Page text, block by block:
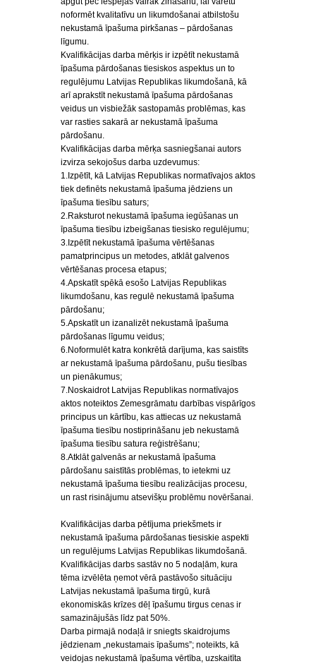
noformēt kvalitatīvu un likumdošanai atbilstošu
nekustamā īpašuma pirkšanas – pārdošanas
līgumu.
Kvalifikācijas darba mērķis ir izpētīt nekustamā
īpašuma pārdošanas tiesiskos aspektus un to
regulējumu Latvijas Republikas likumdošanā, kā
arī aprakstīt nekustamā īpašuma pārdošanas
veidus un visbiežāk sastopamās problēmas, kas
var rasties sakarā ar nekustamā īpašuma
pārdošanu.
Kvalifikācijas darba mērķa sasniegšanai autors
izvirza sekojošus darba uzdevumus:
1.Izpētīt, kā Latvijas Republikas normatīvajos aktos
tiek definēts nekustamā īpašuma jēdziens un
īpašuma tiesību saturs;
2.Raksturot nekustamā īpašuma iegūšanas un
īpašuma tiesību izbeigšanas tiesisko regulējumu;
3.Izpētīt nekustamā īpašuma vērtēšanas
pamatprincipus un metodes, atklāt galvenos
vērtēšanas procesa etapus;
4.Apskatīt spēkā esošo Latvijas Republikas
likumdošanu, kas regulē nekustamā īpašuma
pārdošanu;
5.Apskatīt un izanalizēt nekustamā īpašuma
pārdošanas līgumu veidus;
6.Noformulēt katra konkrētā darījuma, kas saistīts
ar nekustamā īpašuma pārdošanu, pušu tiesības
un pienākumus;
7.Noskaidrot Latvijas Republikas normatīvajos
aktos noteiktos Zemesgrāmatu darbības vispārīgos
principus un kārtību, kas attiecas uz nekustamā
īpašuma tiesību nostiprināšanu jeb nekustamā
īpašuma tiesību satura reģistrēšanu;
8.Atklāt galvenās ar nekustamā īpašuma
pārdošanu saistītās problēmas, to ietekmi uz
nekustamā īpašuma tiesību realizācijas procesu,
un rast risinājumu atsevišķu problēmu novēršanai.
Kvalifikācijas darba pētījuma priekšmets ir
nekustamā īpašuma pārdošanas tiesiskie aspekti
un regulējums Latvijas Republikas likumdošanā.
Kvalifikācijas darbs sastāv no 5 nodaļām, kura
tēma izvēlēta ņemot vērā pastāvošo situāciju
Latvijas nekustamā īpašuma tirgū, kurā
ekonomiskās krīzes dēļ īpašumu tirgus cenas ir
samazinājušās līdz pat 50%.
Darba pirmajā nodaļā ir sniegts skaidrojums
jēdzienam „nekustamais īpašums”; noteikts, kā
veidojas nekustamā īpašuma vērtība, uzskaitīta